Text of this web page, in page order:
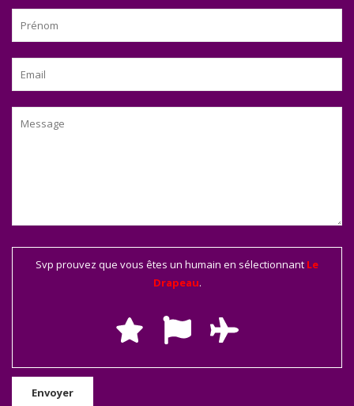
Svp prouvez que vous êtes un humain en sélectionnant Le
Drapeau.